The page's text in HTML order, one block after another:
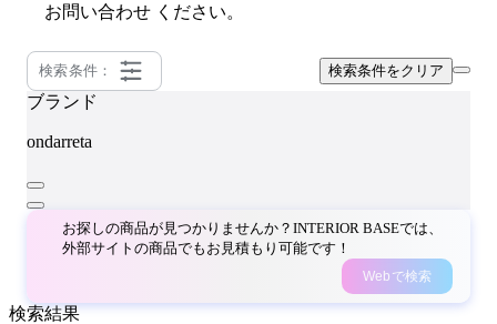
お問い合わせ ください。
検索条件： 検索条件をクリア
ブランド
ondarreta
お探しの商品が見つかりませんか？INTERIOR BASEでは、
外部サイトの商品でもお見積もり可能です！
Webで検索
検索結果